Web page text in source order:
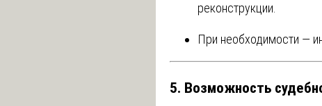
реконструкции.
При необходимости —
5. Возможность